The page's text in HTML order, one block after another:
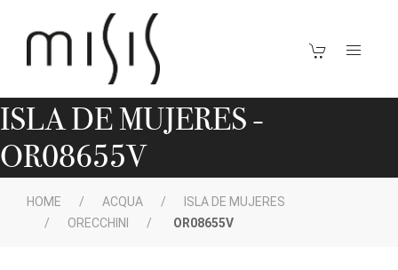
ISLA DE MUJERES -
OR08655V
HOME ACQUA
ISLA DE MUJERES
ORECCHINI
OR08655V